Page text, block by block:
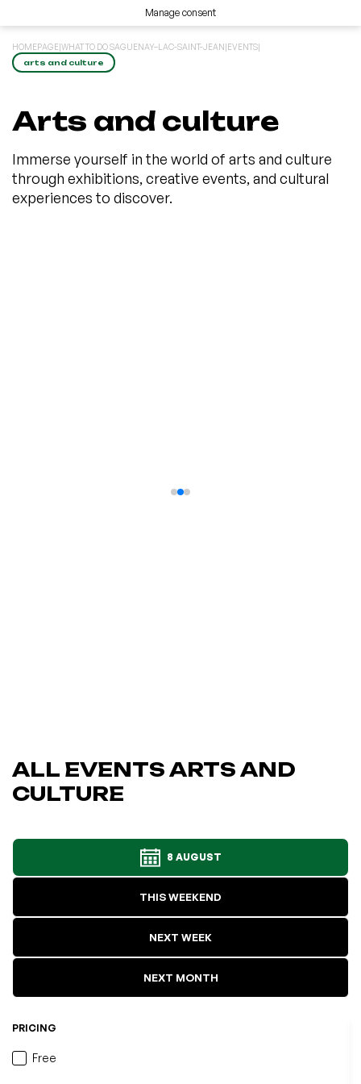
Manage consent
HOMEPAGE|WHAT TO DO SAGUENAY–LAC-SAINT-JEAN|EVENTS|
arts and culture
Arts and culture
Immerse yourself in the world of arts and culture
through exhibitions, creative events, and cultural
experiences to discover.
ALL EVENTS ARTS AND
CULTURE
8 AUGUST
THIS WEEKEND
NEXT WEEK
NEXT MONTH
PRICING
Free